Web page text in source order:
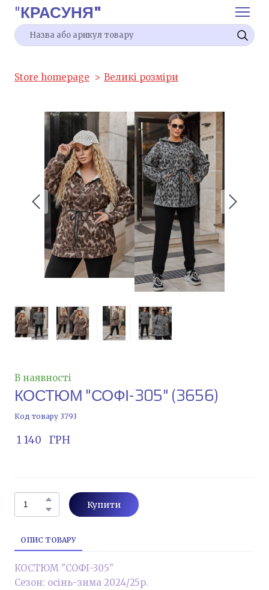
"КРАСУНЯ"
Store homepage Великі розміри
В наявності
КОСТЮМ "СОФІ-305"(3656)
Код товару 3793
1 140   ГРН
Купити
ОПИС ТОВАРУ
КОСТЮМ "СОФІ-305"
Сезон: осінь-зима 2024/25р.